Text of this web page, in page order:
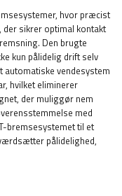
hvor præcist
sikrer optimal kontakt
Den brugte
kun pålidelig drift selv
automatiske vendesystem
hvilket eliminerer
der muliggør nem
med
bremsesystemet til et
pålidelighed,